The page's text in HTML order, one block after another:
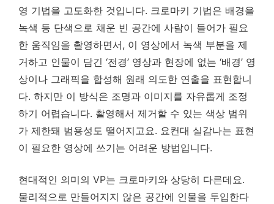
영 기법을 고도화한 것입니다. 크로마키 기법은 배경을
녹색 등 단색으로 채운 빈 공간에 사람이 들어가 필요
한 움직임을 촬영하면서, 이 영상에서 녹색 부분을 제
거하고 인물이 담긴 ‘전경’ 영상과 현장에 없는 ‘배경’ 영
상이나 그래픽을 합성해 원래 의도한 연출을 표현합니
다. 하지만 이 방식은 조명과 이미지를 자유롭게 조정
하기 어렵습니다. 촬영해서 제거할 수 있는 색상 범위
가 제한돼 범용성도 떨어지고요. 요컨대 실감나는 표현
이 필요한 영상에 쓰기는 어려운 방법입니다.
현대적인 의미의 VP는 크로마키와 상당히 다른데요.
물리적으로 만들어지지 않은 공간에 인물을 투입한다